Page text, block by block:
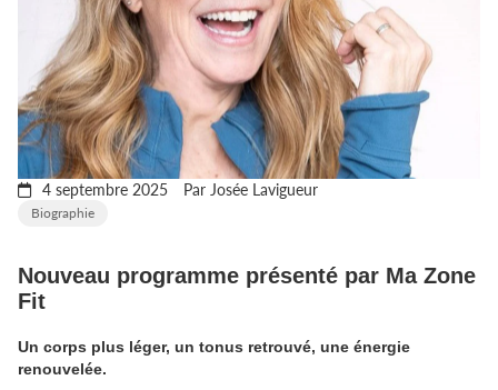
4 septembre 2025 Par Josée Lavigueur
Biographie
Nouveau programme présenté par Ma Zone
Fit
Un corps plus léger, un tonus retrouvé, une énergie
renouvelée.